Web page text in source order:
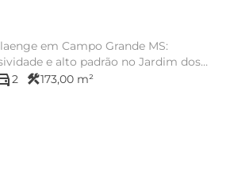
em Campo Grande MS:
e alto padrão no Jardim dos
2 construction173,00 m²